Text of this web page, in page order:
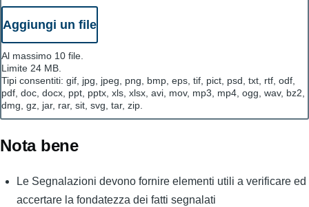
File
Aggiungi un file
Al massimo 10 file.
Limite 24 MB.
Tipi consentiti: gif, jpg, jpeg, png, bmp, eps, tif, pict, psd, txt, rtf, odf,
pdf, doc, docx, ppt, pptx, xls, xlsx, avi, mov, mp3, mp4, ogg, wav, bz2,
dmg, gz, jar, rar, sit, svg, tar, zip.
Nota bene
Le Segnalazioni devono fornire elementi utili a verificare ed
accertare la fondatezza dei fatti segnalati